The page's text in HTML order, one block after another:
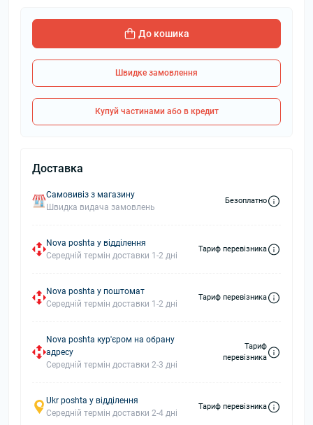
До кошика
Швидке замовлення
Купуй частинами або в кредит
Доставка
Самовивіз з магазину
Швидка видача замовлень
Безоплатно
Nova poshta у відділення
Середній термін доставки 1-2 дні
Тариф перевізника
Nova poshta у поштомат
Середній термін доставки 1-2 дні
Тариф перевізника
Nova poshta кур'єром на обрану
адресу
Середній термін доставки 2-3 дні
Тариф
перевізника
Ukr poshta у відділення
Середній термін доставки 2-4 дні
Тариф перевізника